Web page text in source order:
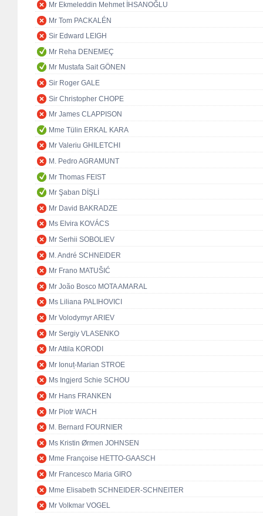
Mr Ekmeleddin Mehmet İHSANOĞLU
Mr Tom PACKALÉN
Sir Edward LEIGH
Mr Reha DENEMEÇ
Mr Mustafa Sait GÖNEN
Sir Roger GALE
Sir Christopher CHOPE
Mr James CLAPPISON
Mme Tülin ERKAL KARA
Mr Valeriu GHILETCHI
M. Pedro AGRAMUNT
Mr Thomas FEIST
Mr Şaban DİŞLİ
Mr David BAKRADZE
Ms Elvira KOVÁCS
Mr Serhii SOBOLIEV
M. André SCHNEIDER
Mr Frano MATUŠIĆ
Mr João Bosco MOTA AMARAL
Ms Liliana PALIHOVICI
Mr Volodymyr ARIEV
Mr Sergiy VLASENKO
Mr Attila KORODI
Mr Ionuț-Marian STROE
Ms Ingjerd Schie SCHOU
Mr Hans FRANKEN
Mr Piotr WACH
M. Bernard FOURNIER
Ms Kristin Ørmen JOHNSEN
Mme Françoise HETTO-GAASCH
Mr Francesco Maria GIRO
Mme Elisabeth SCHNEIDER-SCHNEITER
Mr Volkmar VOGEL